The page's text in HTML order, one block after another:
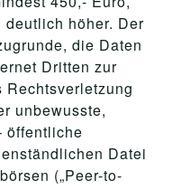
höher. Der
die Daten
Dritten zur
unbewusste,
öffentliche
Datei
(„Peer-to-